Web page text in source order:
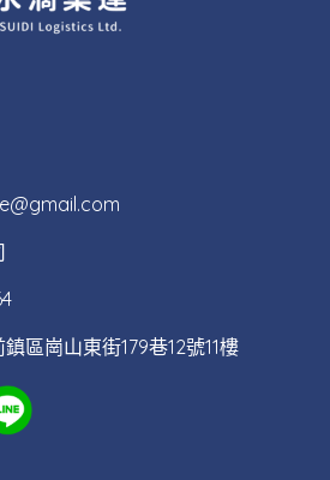
區崗山東街179巷12號11樓